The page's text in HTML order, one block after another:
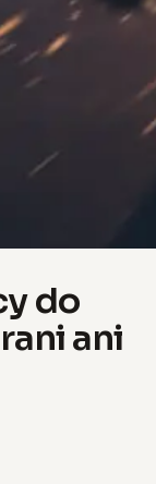
do
ani